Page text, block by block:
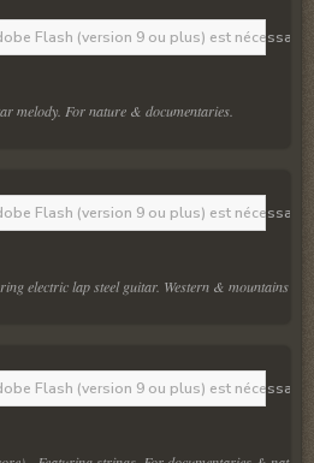
Flash (version 9 ou plus) est
melody. For nature & documentaries.
Flash (version 9 ou plus) est
electric lap steel guitar. Western & mountains
Flash (version 9 ou plus) est